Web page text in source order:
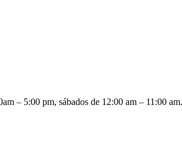
– 5:00 pm, sábados de 12:00 am – 11:00